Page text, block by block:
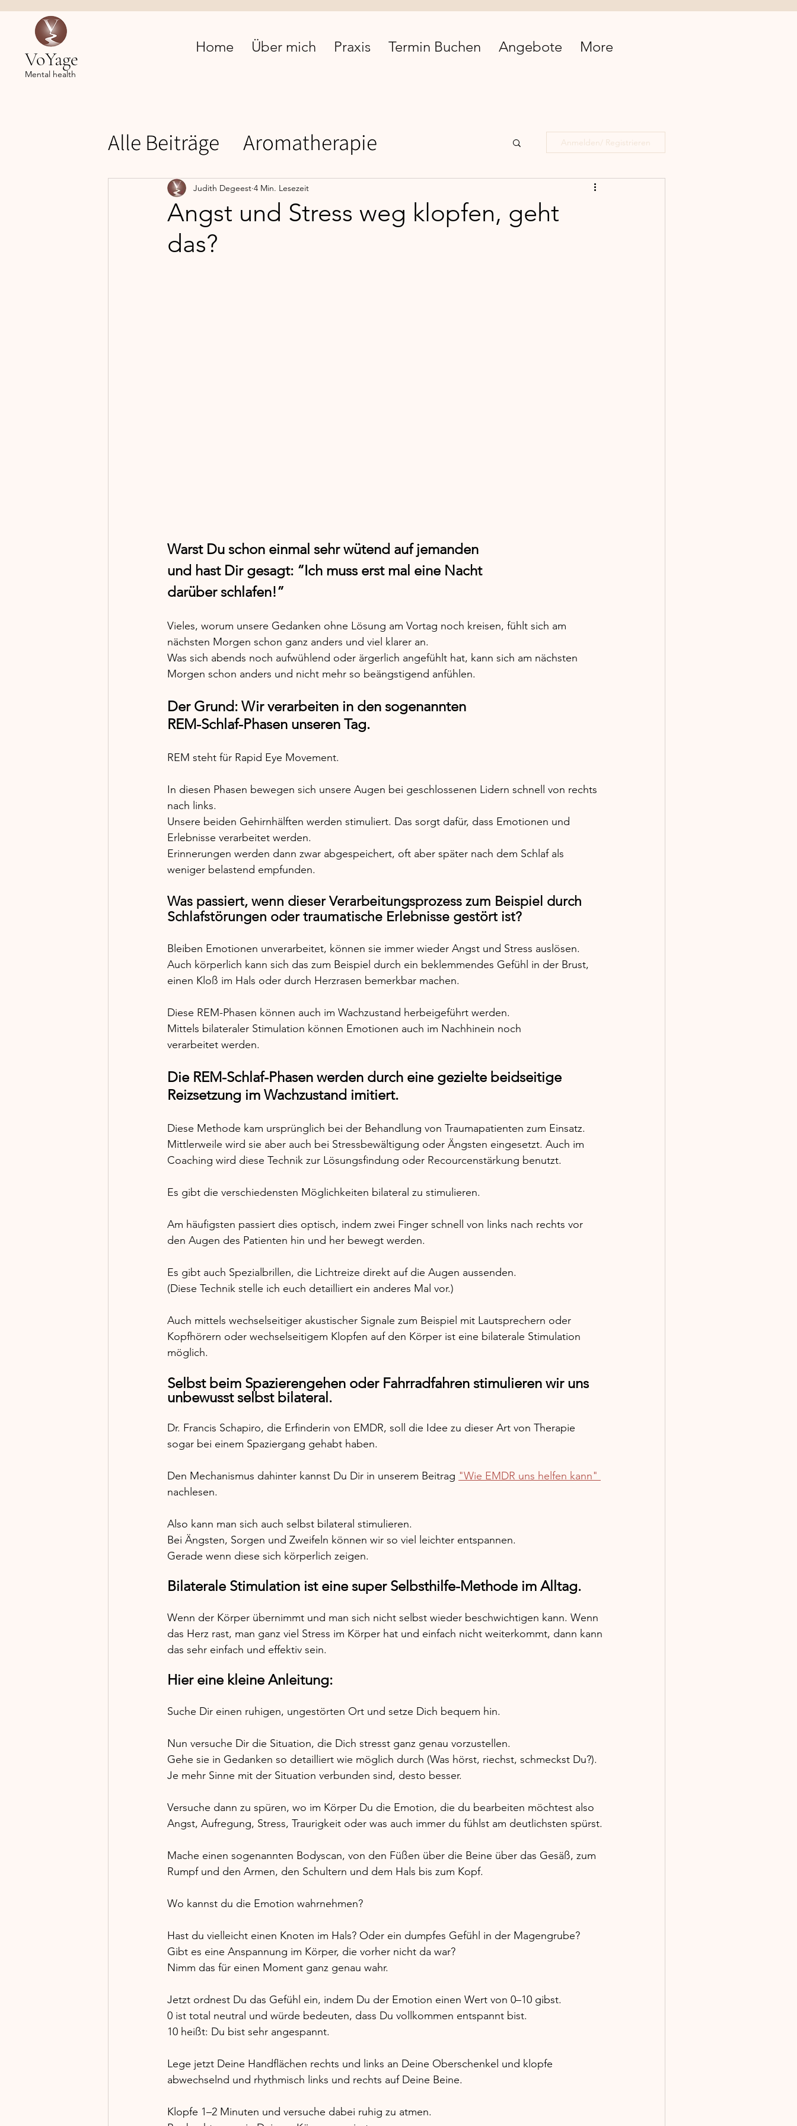
VoYage
Mental health
Home Über mich Praxis Termin Buchen Angebote More
Alle Beiträge
Aromatherapie
Mental health
Comfort Food
Anmelden/ Registrieren
Angst und Stress weg klopfen, geht
das?
Judith Degeest 4 Min. Lesezeit
Warst Du schon einmal sehr wütend auf jemanden
und hast Dir gesagt: “Ich muss erst mal eine Nacht
darüber schlafen!”
Vieles, worum unsere Gedanken ohne Lösung am Vortag noch kreisen, fühlt sich am
nächsten Morgen schon ganz anders und viel klarer an.
Was sich abends noch aufwühlend oder ärgerlich angefühlt hat, kann sich am nächsten
Morgen schon anders und nicht mehr so beängstigend anfühlen.
Der Grund: Wir verarbeiten in den sogenannten
REM-Schlaf-Phasen unseren Tag.
REM steht für Rapid Eye Movement.
In diesen Phasen bewegen sich unsere Augen bei geschlossenen Lidern schnell von rechts
nach links.
Unsere beiden Gehirnhälften werden stimuliert. Das sorgt dafür, dass Emotionen und
Erlebnisse verarbeitet werden.
Erinnerungen werden dann zwar abgespeichert, oft aber später nach dem Schlaf als
weniger belastend empfunden.
Was passiert, wenn dieser Verarbeitungsprozess zum Beispiel durch
Schlafstörungen oder traumatische Erlebnisse gestört ist?
Bleiben Emotionen unverarbeitet, können sie immer wieder Angst und Stress auslösen.
Auch körperlich kann sich das zum Beispiel durch ein beklemmendes Gefühl in der Brust,
einen Kloß im Hals oder durch Herzrasen bemerkbar machen.
Diese REM-Phasen können auch im Wachzustand herbeigeführt werden.
Mittels bilateraler Stimulation können Emotionen auch im Nachhinein noch
verarbeitet werden.
Die REM-Schlaf-Phasen werden durch eine gezielte beidseitige
Reizsetzung im Wachzustand imitiert.
Diese Methode kam ursprünglich bei der Behandlung von Traumapatienten zum Einsatz.
Mittlerweile wird sie aber auch bei Stressbewältigung oder Ängsten eingesetzt. Auch im
Coaching wird diese Technik zur Lösungsfindung oder Recourcenstärkung benutzt.
Es gibt die verschiedensten Möglichkeiten bilateral zu stimulieren.
Am häufigsten passiert dies optisch, indem zwei Finger schnell von links nach rechts vor
den Augen des Patienten hin und her bewegt werden.
Es gibt auch Spezialbrillen, die Lichtreize direkt auf die Augen aussenden.
(Diese Technik stelle ich euch detailliert ein anderes Mal vor.)
Auch mittels wechselseitiger akustischer Signale zum Beispiel mit Lautsprechern oder
Kopfhörern oder wechselseitigem Klopfen auf den Körper ist eine bilaterale Stimulation
möglich.
Selbst beim Spazierengehen oder Fahrradfahren stimulieren wir uns
unbewusst selbst bilateral.
Dr. Francis Schapiro, die Erfinderin von EMDR, soll die Idee zu dieser Art von Therapie
sogar bei einem Spaziergang gehabt haben.
Den Mechanismus dahinter kannst Du Dir in unserem Beitrag "Wie EMDR uns helfen kann"
nachlesen.
Also kann man sich auch selbst bilateral stimulieren.
Bei Ängsten, Sorgen und Zweifeln können wir so viel leichter entspannen.
Gerade wenn diese sich körperlich zeigen.
Bilaterale Stimulation ist eine super Selbsthilfe-Methode im Alltag.
Wenn der Körper übernimmt und man sich nicht selbst wieder beschwichtigen kann. Wenn
das Herz rast, man ganz viel Stress im Körper hat und einfach nicht weiterkommt, dann kann
das sehr einfach und effektiv sein.
Hier eine kleine Anleitung:
Suche Dir einen ruhigen, ungestörten Ort und setze Dich bequem hin.
Nun versuche Dir die Situation, die Dich stresst ganz genau vorzustellen.
Gehe sie in Gedanken so detailliert wie möglich durch (Was hörst, riechst, schmeckst Du?).
Je mehr Sinne mit der Situation verbunden sind, desto besser.
Versuche dann zu spüren, wo im Körper Du die Emotion, die du bearbeiten möchtest also
Angst, Aufregung, Stress, Traurigkeit oder was auch immer du fühlst am deutlichsten spürst.
Mache einen sogenannten Bodyscan, von den Füßen über die Beine über das Gesäß, zum
Rumpf und den Armen, den Schultern und dem Hals bis zum Kopf.
Wo kannst du die Emotion wahrnehmen?
Hast du vielleicht einen Knoten im Hals? Oder ein dumpfes Gefühl in der Magengrube?
Gibt es eine Anspannung im Körper, die vorher nicht da war?
Nimm das für einen Moment ganz genau wahr.
Jetzt ordnest Du das Gefühl ein, indem Du der Emotion einen Wert von 0–10 gibst.
0 ist total neutral und würde bedeuten, dass Du vollkommen entspannt bist.
10 heißt: Du bist sehr angespannt.
Lege jetzt Deine Handflächen rechts und links an Deine Oberschenkel und klopfe
abwechselnd und rhythmisch links und rechts auf Deine Beine.
Klopfe 1–2 Minuten und versuche dabei ruhig zu atmen.